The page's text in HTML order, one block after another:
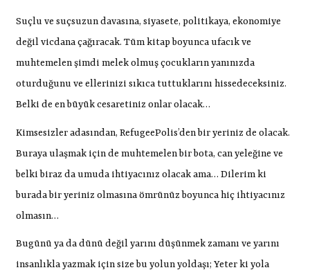
Suçlu ve suçsuzun davasına, siyasete, politikaya, ekonomiye
değil vicdana çağıracak. Tüm kitap boyunca ufacık ve
muhtemelen şimdi melek olmuş çocukların yanınızda
oturduğunu ve ellerinizi sıkıca tuttuklarını hissedeceksiniz.
Belki de en büyük cesaretiniz onlar olacak…
Kimsesizler adasından, RefugeePolis’den bir yeriniz de olacak.
Buraya ulaşmak için de muhtemelen bir bota, can yeleğine ve
belki biraz da umuda ihtiyacınız olacak ama… Dilerim ki
burada bir yeriniz olmasına ömrünüz boyunca hiç ihtiyacınız
olmasın…
Bugünü ya da dünü değil yarını düşünmek zamanı ve yarını
insanlıkla yazmak için size bu yolun yoldaşı; Yeter ki yola